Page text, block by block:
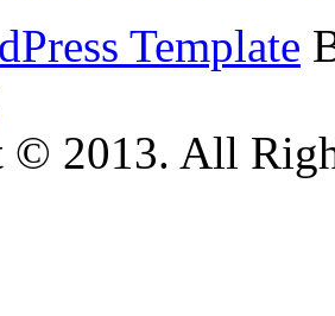
Template
2013. All